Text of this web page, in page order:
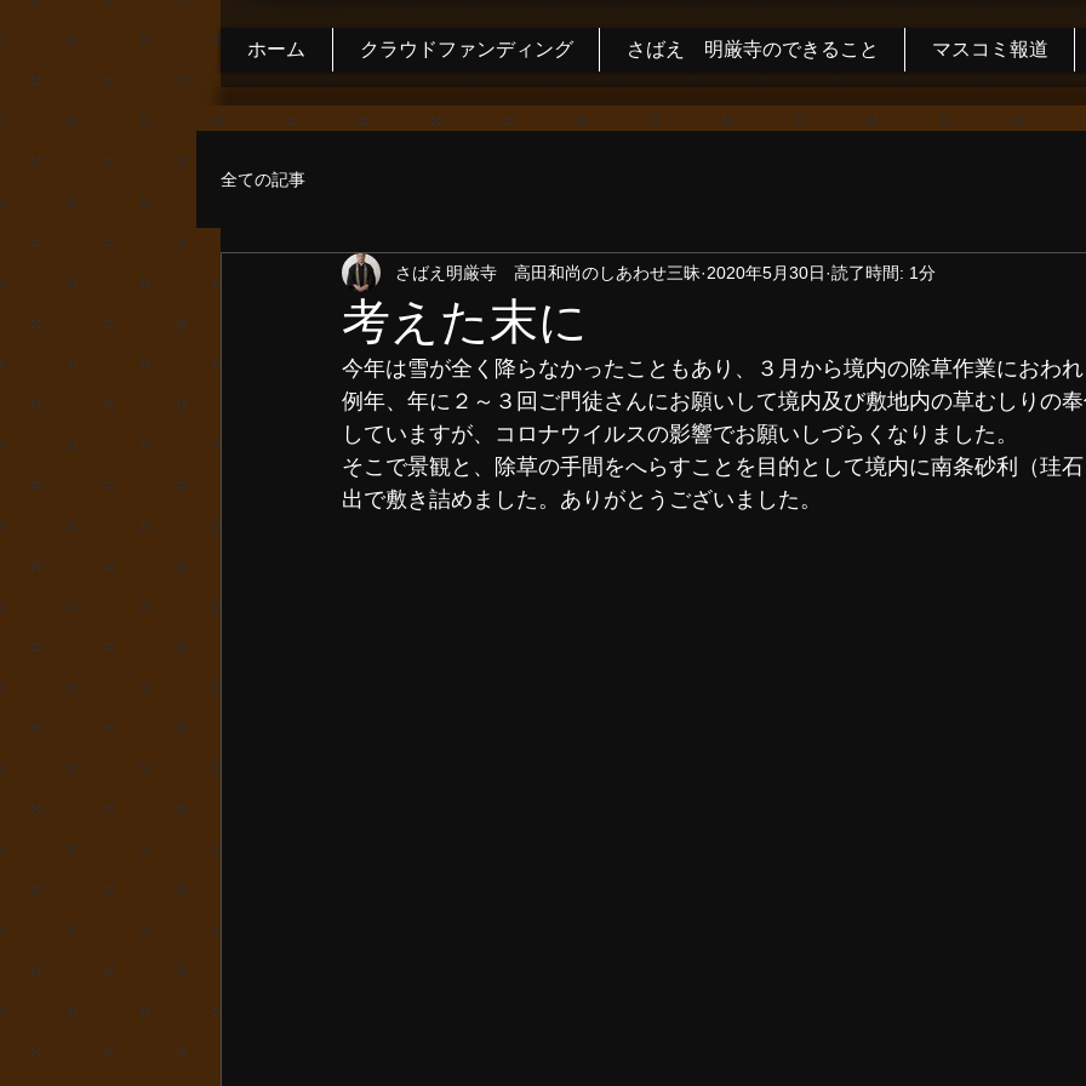
ホーム クラウドファンディング さばえ 明厳寺のできること マスコミ報道
全ての記事
考えた末に
さばえ明厳寺 高田和尚のしあわせ三昧 2020年5月30日 読了時間: 1分
今年は雪が全く降らなかったこともあり、３月から境内の除草作業におわ
例年、年に２～３回ご門徒さんにお願いして境内及び敷地内の草むしりの
していますが、コロナウイルスの影響でお願いしづらくなりました。
そこで景観と、除草の手間をへらすことを目的として境内に南条砂利（珪
出で敷き詰めました。ありがとうございました。